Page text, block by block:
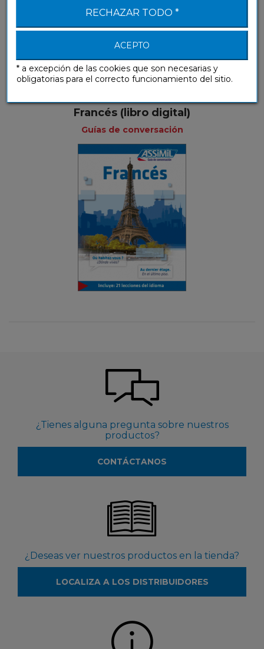
Francés (libro digital)
Guías de conversación
¿Tienes alguna pregunta sobre nuestros
productos?
CONTÁCTANOS
¿Deseas ver nuestros productos en la tienda?
LOCALIZA A LOS DISTRIBUIDORES
RECHAZAR TODO *
ACEPTO
* a excepción de las cookies que son necesarias y
obligatorias para el correcto funcionamiento del sitio.